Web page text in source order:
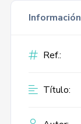
Información
Ref.:
Título: